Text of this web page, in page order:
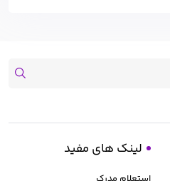
لینک های مفید